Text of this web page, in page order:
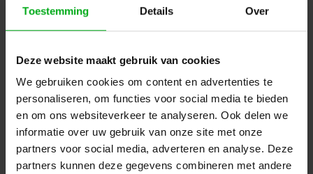
Toestemming Details Over
Deze website maakt gebruik van cookies
We gebruiken cookies om content en advertenties te
personaliseren, om functies voor social media te bieden
en om ons websiteverkeer te analyseren. Ook delen we
informatie over uw gebruik van onze site met onze
partners voor social media, adverteren en analyse. Deze
partners kunnen deze gegevens combineren met andere
Neutrik | NE8MX6-B | etherCON CAT6A IP65 cable